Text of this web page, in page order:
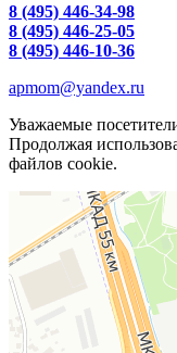
8 (495) 446-34-98
8 (495) 446-25-05
8 (495) 446-10-36
apmom@yandex.ru
Уважаемые
Продолжая
файлов cookie.